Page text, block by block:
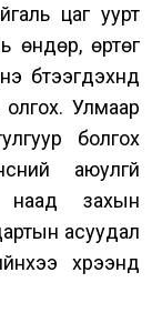
цаг уурт
өндөр, өртөг
олгох. Улмаар
болгох
аюулгүй
наад захын
асуудал
хүрээнд